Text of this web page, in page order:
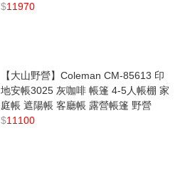
$11970
【大山野營】Coleman CM-85613 印
地安帳3025 灰咖啡 帳篷 4-5人帳棚 家
庭帳 遮陽帳 客廳帳 露營帳篷 野營
$11100